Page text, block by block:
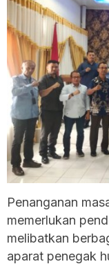
Penanganan
memerlukan
melibatkan
aparat penegak